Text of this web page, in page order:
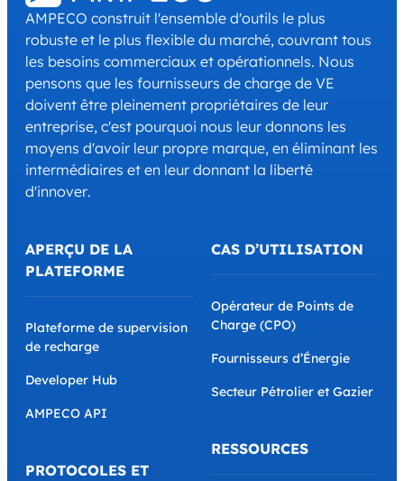
AMPECO construit l'ensemble d'outils le plus
robuste et le plus flexible du marché, couvrant tous
les besoins commerciaux et opérationnels. Nous
pensons que les fournisseurs de charge de VE
doivent être pleinement propriétaires de leur
entreprise, c'est pourquoi nous leur donnons les
moyens d'avoir leur propre marque, en éliminant les
intermédiaires et en leur donnant la liberté
d'innover.
APERÇU DE LA
PLATEFORME
Plateforme de supervision
de recharge
Developer Hub
AMPECO API
PROTOCOLES ET
CAS D’UTILISATION
Opérateur de Points de
Charge (CPO)
Fournisseurs d’Énergie
Secteur Pétrolier et Gazier
RESSOURCES